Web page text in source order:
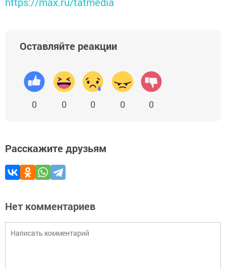
Оставляйте реакции
0 0 0 0 0
Расскажите друзьям
Нет комментариев